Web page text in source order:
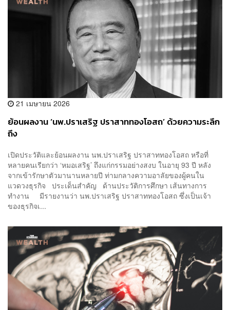
21 เมษายน 2026
ย้อนผลงาน ‘นพ.ปราเสริฐ ปราสาททองโอสถ’ ด้วยความระลึก
ถึง
เปิดประวัติและย้อนผลงาน นพ.ปราเสริฐ ปราสาททองโอสถ หรือที่
หลายคนเรียกว่า ‘หมอเสริฐ’ ถึงแก่กรรมอย่างสงบ ในอายุ 93 ปี หลัง
จากเข้ารักษาตัวมานานหลายปี ท่ามกลางความอาลัยของผู้คนใน
แวดวงธุรกิจ ประเด็นสำคัญ ด้านประวัติการศึกษา เส้นทางการ
ทำงาน มีรายงานว่า นพ.ปราเสริฐ ปราสาททองโอสถ ซึ่งเป็นเจ้า
ของธุรกิจเ...